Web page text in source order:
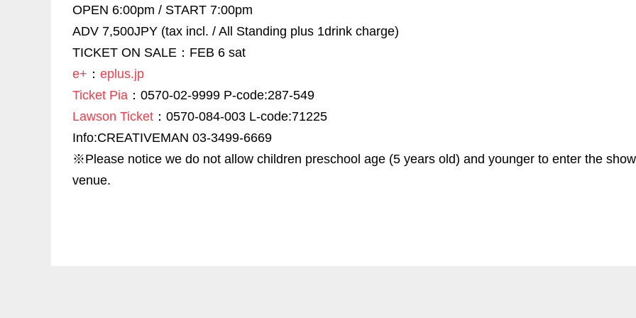
OPEN 6:00pm / START 7:00pm
ADV 7,500JPY (tax incl. / All Standing plus 1drink charge)
TICKET ON SALE：FEB 6 sat
e+ ： eplus.jp
Ticket Pia ：0570-02-9999 P-code:287-549
Lawson Ticket ：0570-084-003 L-code:71225
Info:CREATIVEMAN 03-3499-6669
※Please notice we do not allow children preschool age (5 years old) and younger to enter the
venue.